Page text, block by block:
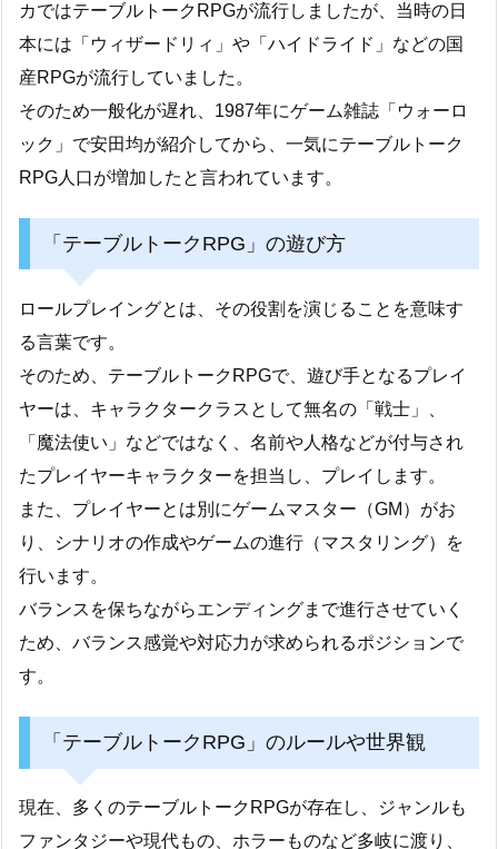
カではテーブルトークRPGが流行しましたが、当時の日
本には「ウィザードリィ」や「ハイドライド」などの国
産RPGが流行していました。
そのため一般化が遅れ、1987年にゲーム雑誌「ウォーロ
ック」で安田均が紹介してから、一気にテーブルトーク
RPG人口が増加したと言われています。
「テーブルトークRPG」の遊び方
ロールプレイングとは、その役割を演じることを意味す
る言葉です。
そのため、テーブルトークRPGで、遊び手となるプレイ
ヤーは、キャラクタークラスとして無名の「戦士」、
「魔法使い」などではなく、名前や人格などが付与され
たプレイヤーキャラクターを担当し、プレイします。
また、プレイヤーとは別にゲームマスター（GM）がお
り、シナリオの作成やゲームの進行（マスタリング）を
行います。
バランスを保ちながらエンディングまで進行させていく
ため、バランス感覚や対応力が求められるポジションで
す。
「テーブルトークRPG」のルールや世界観
現在、多くのテーブルトークRPGが存在し、ジャンルも
ファンタジーや現代もの、ホラーものなど多岐に渡り、